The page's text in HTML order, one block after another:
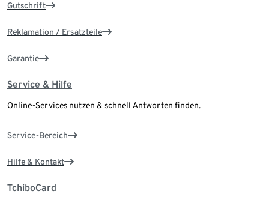
Gutschrift
Reklamation / Ersatzteile
Garantie
Service & Hilfe
Online-Services nutzen & schnell Antworten finden.
Service-Bereich
Hilfe & Kontakt
TchiboCard